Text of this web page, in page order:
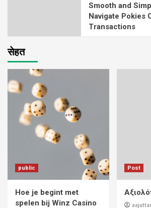
Smooth and
Navigate Pokies
Transactions
सेहत
public
Hoe je begint met
spelen bij Winz Casino
Post